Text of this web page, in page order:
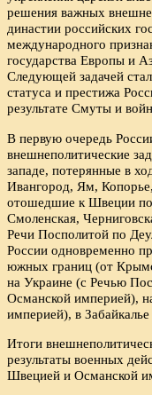
решения важных
династии российских
международного
государства Европы и
Следующей задачей
статуса и престижа
результате Смуты и
В первую очередь
внешнеполитические
западе, потерянные в
Ивангород, Ям,
отошедшие к Швеции
Смоленская,
Речи Посполитой по
России одновременно
южных границ (от
на Украине (с Речью
Османской империей),
империей), в
Итоги
результаты военных
Швецией и Османской